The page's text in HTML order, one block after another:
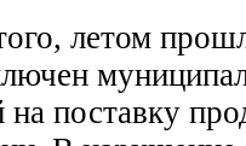
летом
поставку